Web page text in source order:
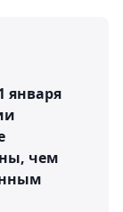
января
чем